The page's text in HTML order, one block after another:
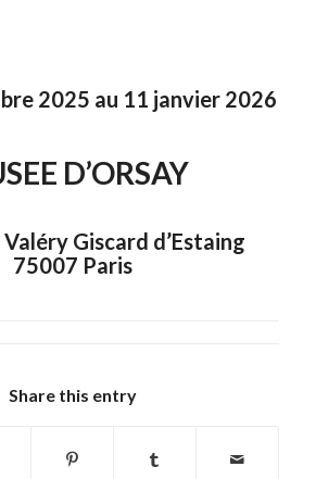
2025 au 11 janvier 2026
D’ORSAY
Giscard d’Estaing
75007 Paris
Share this entry